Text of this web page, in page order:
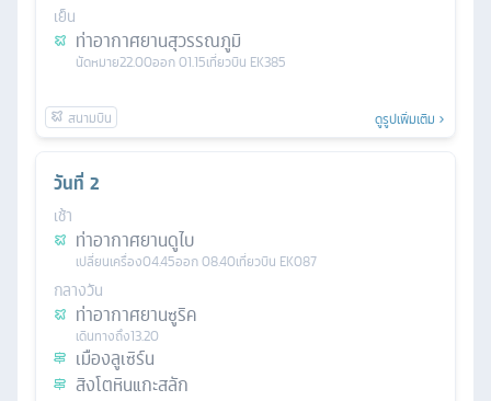
เย็น
ท่าอากาศยานสุวรรณภูมิ
นัดหมาย22.00ออก01.15เที่ยวบิน EK385
ดูรูปเพิ่มเติม
วันที่ 2
เช้า
ท่าอากาศยานดูไบ
เปลี่ยนเครื่อง04.45ออก08.40เที่ยวบิน EK087
กลางวัน
ท่าอากาศยานซูริค
เดินทางถึง13.20
เมืองลูเซิร์น
สิงโตหินแกะสลัก